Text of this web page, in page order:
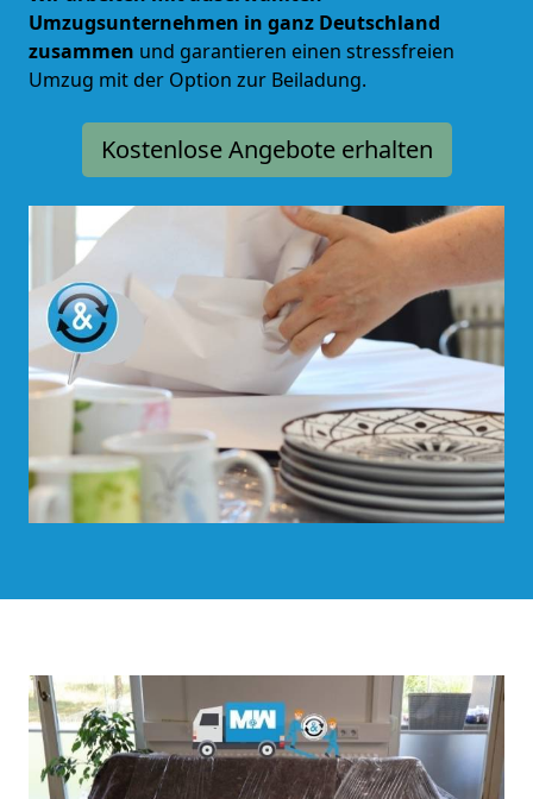
Umzugsunternehmen in ganz Deutschland
zusammen und garantieren einen stressfreien
Umzug mit der Option zur Beiladung.
Kostenlose Angebote erhalten